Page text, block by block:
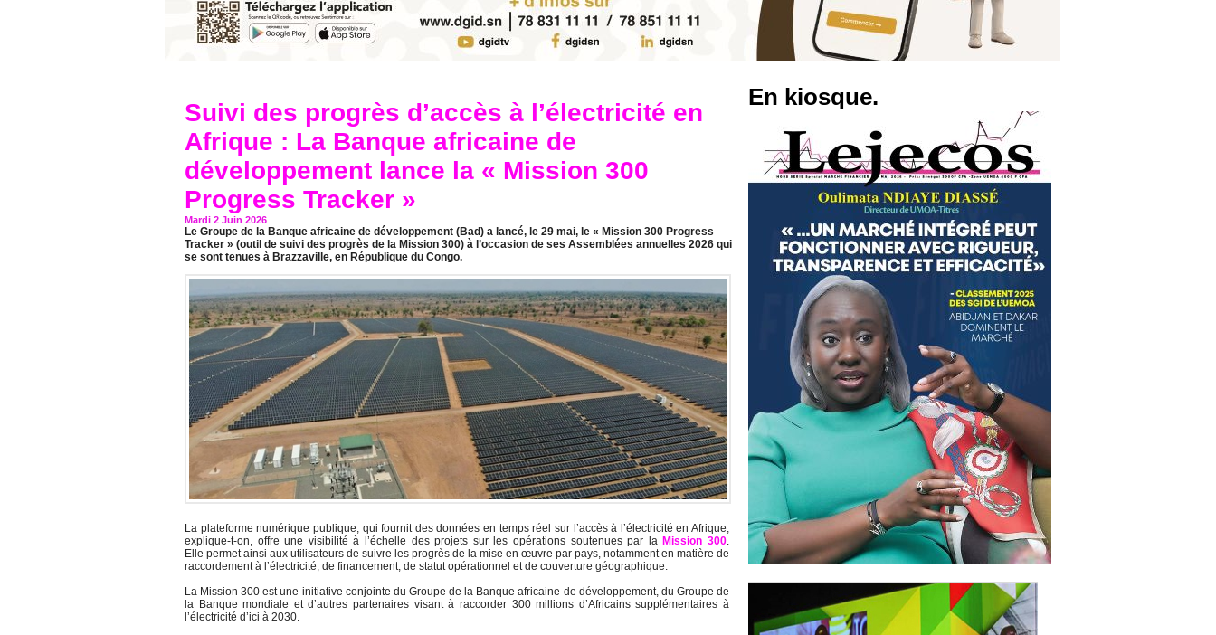
Suivi des progrès d’accès à l’électricité en
Afrique : La Banque africaine de
développement lance la « Mission 300
Progress Tracker »
Mardi 2 Juin 2026
Le Groupe de la Banque africaine de développement (Bad) a lancé, le 29 mai, le « Mission 300 Progress
Tracker » (outil de suivi des progrès de la Mission 300) à l’occasion de ses Assemblées annuelles 2026 qui
se sont tenues à Brazzaville, en République du Congo.
La plateforme numérique publique, qui fournit des données en temps réel sur l’accès à l’électricité en Afrique,
explique-t-on, offre une visibilité à l’échelle des projets sur les opérations soutenues par la Mission 300.
Elle permet ainsi aux utilisateurs de suivre les progrès de la mise en œuvre par pays, notamment en matière de
raccordement à l’électricité, de financement, de statut opérationnel et de couverture géographique.
La Mission 300 est une initiative conjointe du Groupe de la Banque africaine de développement, du Groupe de
la Banque mondiale et d’autres partenaires visant à raccorder 300 millions d’Africains supplémentaires à
l’électricité d’ici à 2030.
En kiosque.